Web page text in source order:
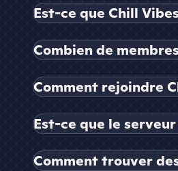
Est-ce que Chill
Combien de
Comment rejoindre
Est-ce que le
Comment trouver